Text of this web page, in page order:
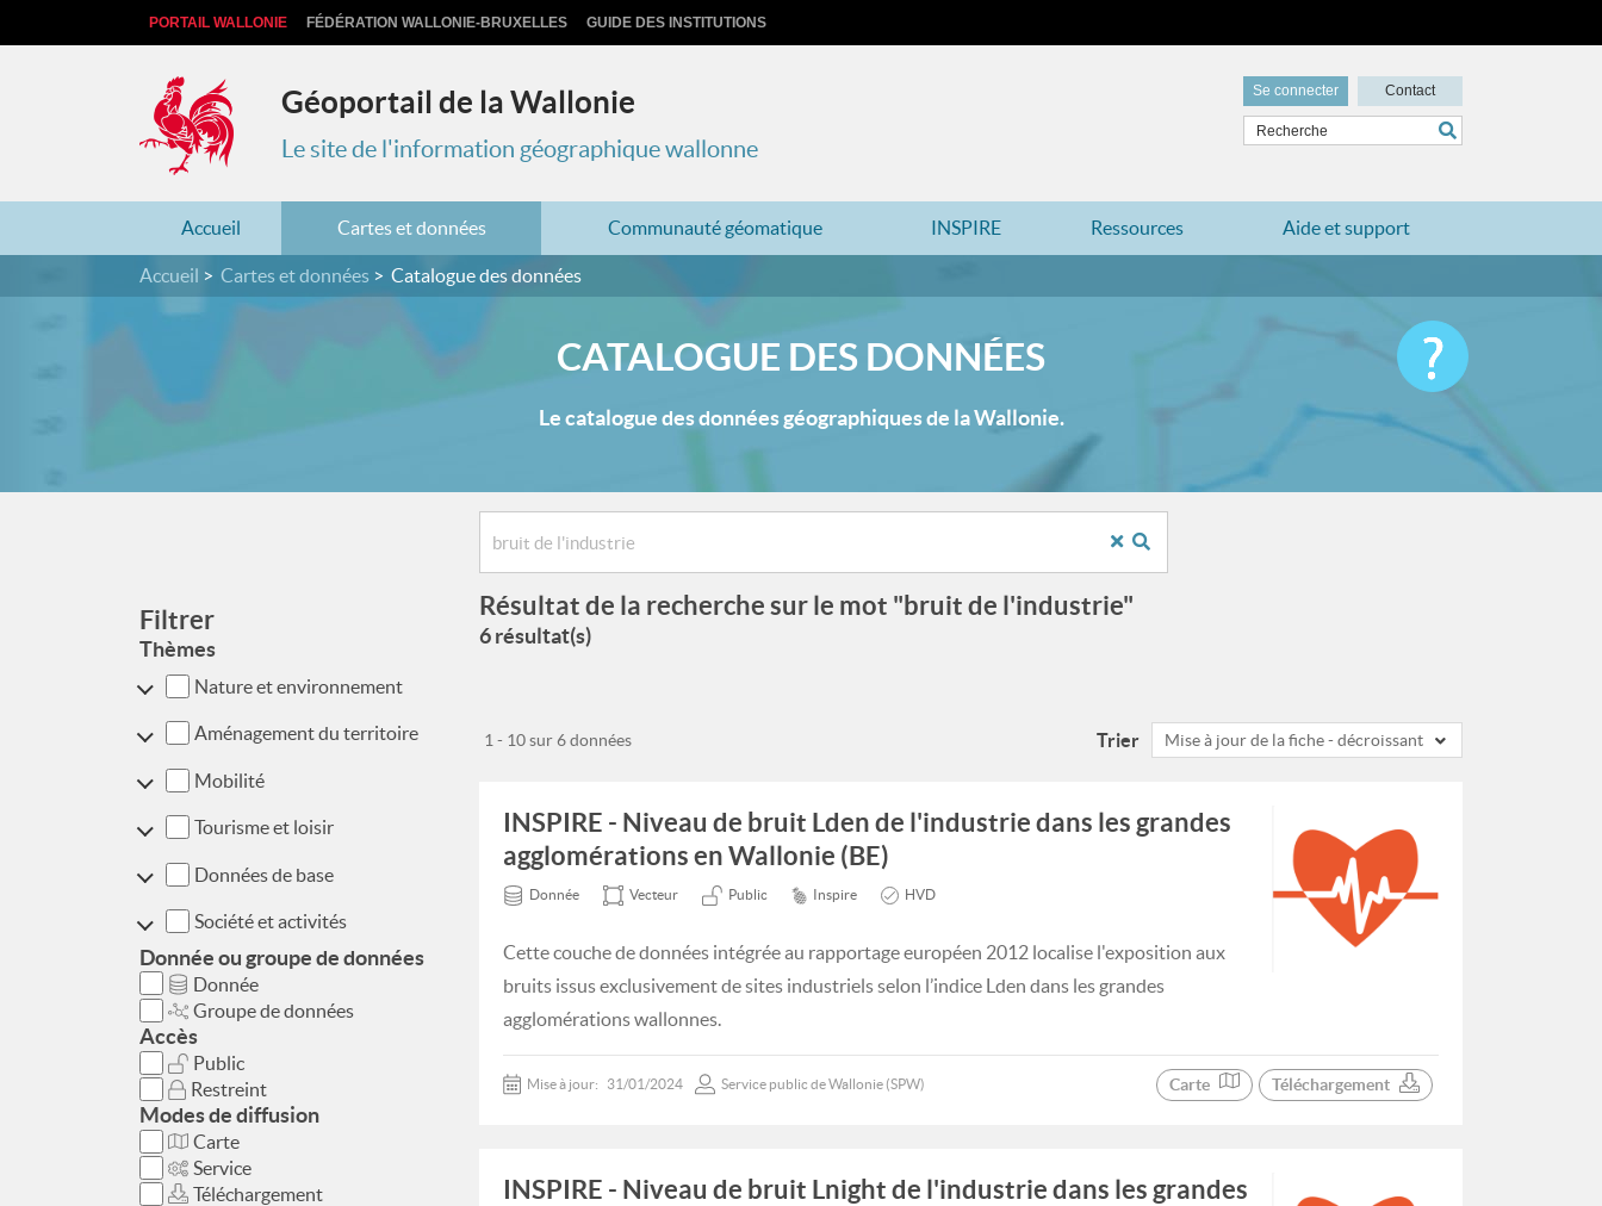
PORTAIL WALLONIE FÉDÉRATION WALLONIE-BRUXELLES GUIDE DES INSTITUTIONS
Géoportail de la Wallonie
Le site de l'information géographique wallonne
Se connecter Contact
Accueil Cartes et données Communauté géomatique INSPIRE Ressources Aide et support
Accueil Cartes et données Catalogue des données
CATALOGUE DES DONNÉES
Le catalogue des données géographiques de la Wallonie.
Filtrer
Thèmes
Nature et environnement
Aménagement du territoire
Mobilité
Tourisme et loisir
Données de base
Société et activités
Donnée ou groupe de données
Donnée
Groupe de données
Accès
Public
Restreint
Modes de diffusion
Carte
Service
Téléchargement
Résultat de la recherche sur le mot "bruit de l'industrie"
6 résultat(s)
Trier Mise à jour de la fiche - décroissant
1 - 10 sur 6 données
INSPIRE - Niveau de bruit Lden de l'industrie dans les grandes
agglomérations en Wallonie (BE)
Donnée Vecteur Public Inspire HVD
Cette couche de données intégrée au rapportage européen 2012 localise l'exposition aux
bruits issus exclusivement de sites industriels selon l’indice Lden dans les grandes
agglomérations wallonnes.
Mise à jour: 31/01/2024 Service public de Wallonie (SPW) Carte Téléchargement
INSPIRE - Niveau de bruit Lnight de l'industrie dans les grandes